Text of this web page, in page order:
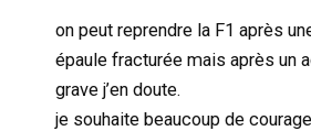
on peut reprendre la F1 après
épaule fracturée mais après un
grave j’en doute.
je souhaite beaucoup de